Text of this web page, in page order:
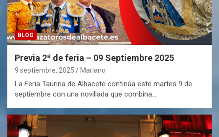
BLOG
Previa 2ª de feria – 09 Septiembre 2025
9 septiembre, 2025 Mariano
La Feria Taurina de Albacete continúa este martes 9 de
septiembre con una novillada que combina…